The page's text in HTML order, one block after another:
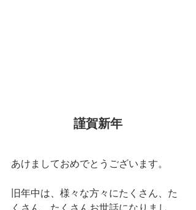
謹賀新年
あけましておめでとうございます。
旧年中は、様々な方々にたくさん、た
くさん、たくさんお世話になりまし